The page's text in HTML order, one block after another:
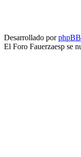
Desarrollado porphpBB
El Foro Fauerzaesp se